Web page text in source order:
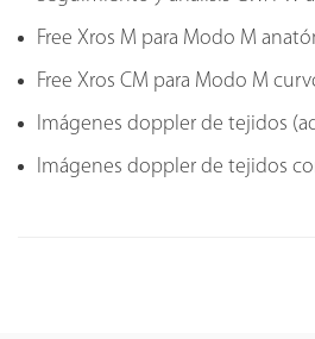
Free Xros M para Modo M
Free Xros CM para Modo M
Imágenes doppler de tejidos
Imágenes doppler de tejidos